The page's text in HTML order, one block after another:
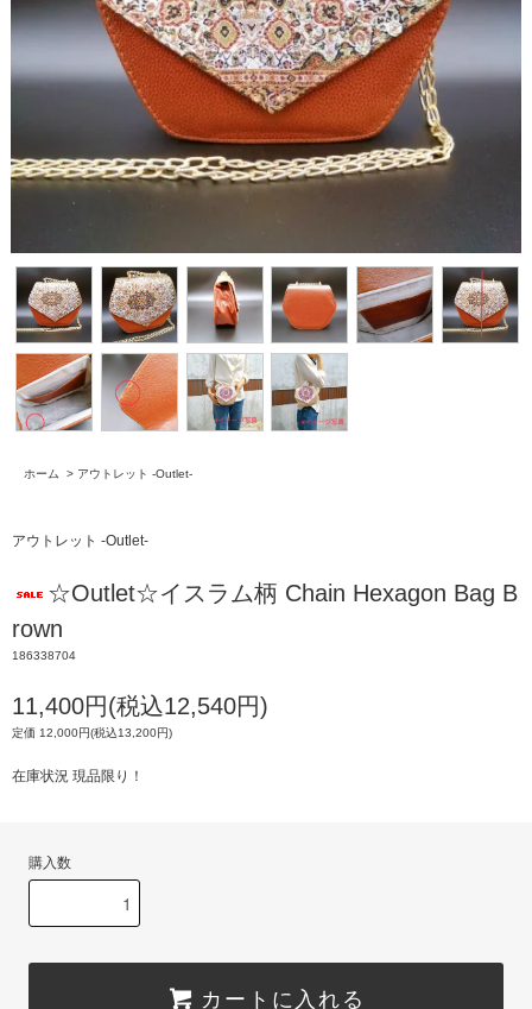
ホーム > アウトレット -Outlet-
アウトレット -Outlet-
☆Outlet☆イスラム柄 Chain Hexagon Bag B
rown
186338704
11,400円(税込12,540円)
定価 12,000円(税込13,200円)
在庫状況 現品限り！
購入数
カートに入れる